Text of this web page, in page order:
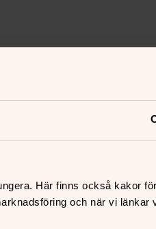
Här finns också kakor
och när vi länkar